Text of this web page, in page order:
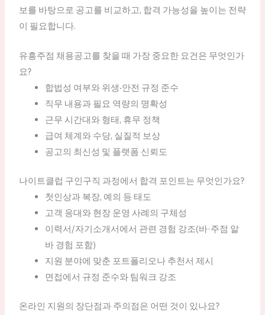
보를 바탕으로 공고를 비교하고, 합격 가능성을 높이는 전략
이 필요합니다.
유흥주점 채용공고를 찾을 때 가장 중요한 요건은 무엇인가
요?
합법성 여부와 위생‧안전 규정 준수
직무 내용과 필요 역량의 명확성
근무 시간대와 형태, 휴무 정책
급여 체계와 수당, 실질적 보상
공고의 최신성 및 플랫폼 신뢰도
나이트클럽 구인구직 과정에서 합격 포인트는 무엇인가요?
첫인상과 복장, 예의 등 태도
고객 응대와 현장 운영 사례의 구체성
이력서/자기소개서에서 관련 경험 강조(바·주점 알
바 경험 포함)
지원 분야에 맞춘 포트폴리오나 추천서 제시
면접에서 규정 준수와 팀워크 강조
온라인 지원의 장단점과 주의점은 어떤 것이 있나요?